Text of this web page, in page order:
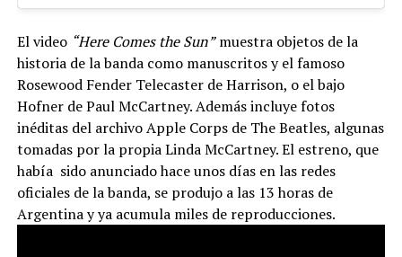
El video “Here Comes the Sun”muestra objetos de la
historia de la banda como manuscritos y el famoso
Rosewood Fender Telecaster de Harrison, o el bajo
Hofner de Paul McCartney. Además incluye fotos
inéditas del archivo Apple Corps de The Beatles, algunas
tomadas por la propia Linda McCartney. El estreno, que
había sido anunciado hace unos días en las redes
oficiales de la banda, se produjo a las 13 horas de
Argentina y ya acumula miles de reproducciones.